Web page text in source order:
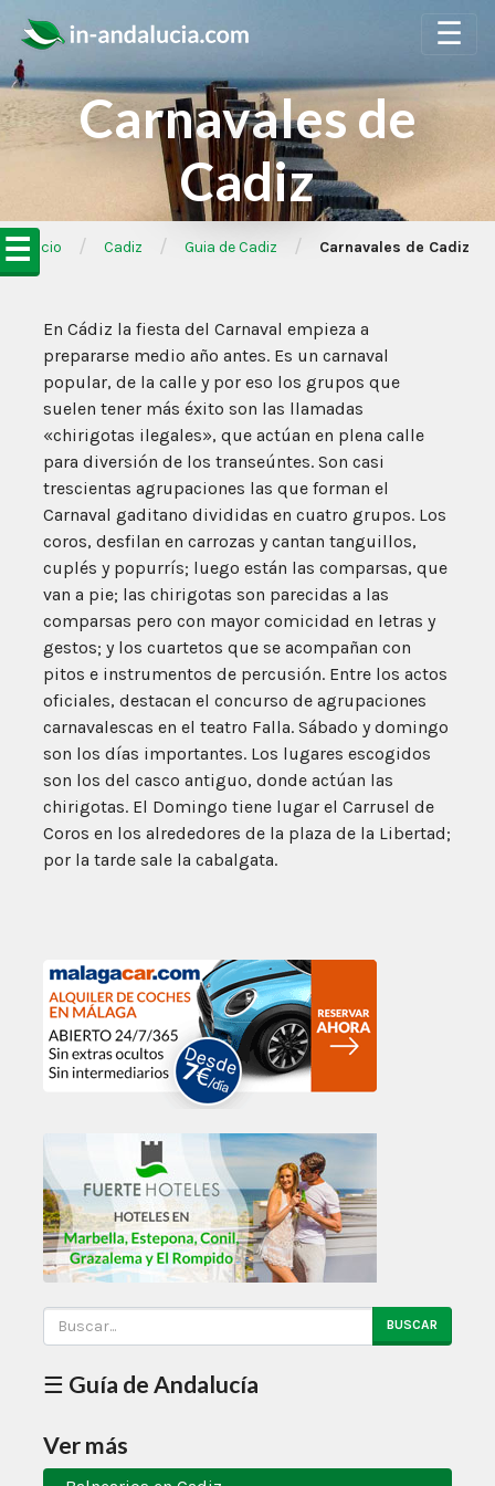
☰
☰
Carnavales de
Cadiz
➦Inicio / Cadiz / Guia de Cadiz / Carnavales de Cadiz
En Cádiz la fiesta del Carnaval empieza a
prepararse medio año antes. Es un carnaval
popular, de la calle y por eso los grupos que
suelen tener más éxito son las llamadas
«chirigotas ilegales», que actúan en plena calle
para diversión de los transeúntes. Son casi
trescientas agrupaciones las que forman el
Carnaval gaditano divididas en cuatro grupos. Los
coros, desfilan en carrozas y cantan tanguillos,
cuplés y popurrís; luego están las comparsas, que
van a pie; las chirigotas son parecidas a las
comparsas pero con mayor comicidad en letras y
gestos; y los cuartetos que se acompañan con
pitos e instrumentos de percusión. Entre los actos
oficiales, destacan el concurso de agrupaciones
carnavalescas en el teatro Falla. Sábado y domingo
son los días importantes. Los lugares escogidos
son los del casco antiguo, donde actúan las
chirigotas. El Domingo tiene lugar el Carrusel de
Coros en los alrededores de la plaza de la Libertad;
por la tarde sale la cabalgata.
BUSCAR
☰ Guía de Andalucía
Ver más